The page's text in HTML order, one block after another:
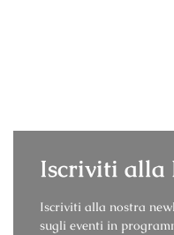
Iscriviti alla
Iscriviti alla nostra
sugli eventi in